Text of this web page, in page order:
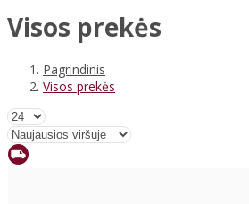
Visos prekės
Pagrindinis
Visos prekės